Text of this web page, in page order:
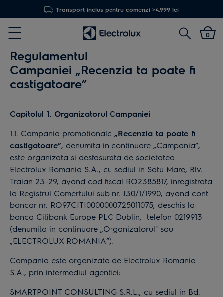
Transport inclus pentru comenzi >4.999 lei
Menu
Cautare0
Regulamentul
Campaniei „Recenzia ta poate fi
castigatoare”
Capitolul 1. Organizatorul Campaniei
1.1. Campania promotionala „Recenzia ta poate fi
castigatoare”, denumita in continuare „Campania”,
este organizata si desfasurata de societatea
Electrolux Romania S.A., cu sediul in Satu Mare, Blv.
Traian 23-29, avand cod fiscal RO2385817, inregistrata
la Registrul Comertului sub nr. J30/1/1990, avand cont
bancar nr. RO97CITI0000000725011075, deschis la
banca Citibank Europe PLC Dublin, telefon 0219913
(denumita in continuare „Organizatorul" sau
„ELECTROLUX ROMANIA”).
Campania este organizata de Electrolux Romania
S.A., prin intermediul agentiei:
SMARTPOINT CONSULTING S.R.L., cu sediul in Bd.